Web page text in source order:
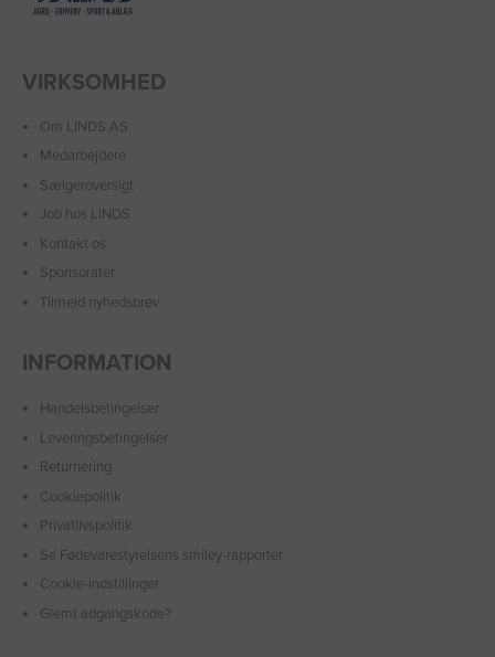
VIRKSOMHED
Om LINDS AS
Medarbejdere
Sælgeroversigt
Job hos LINDS
Kontakt os
Sponsorater
Tilmeld nyhedsbrev
INFORMATION
Handelsbetingelser
Leveringsbetingelser
Returnering
Cookiepolitik
Privatlivspolitik
Se Fødevarestyrelsens smiley-rapporter
Cookie-indstillinger
Glemt adgangskode?